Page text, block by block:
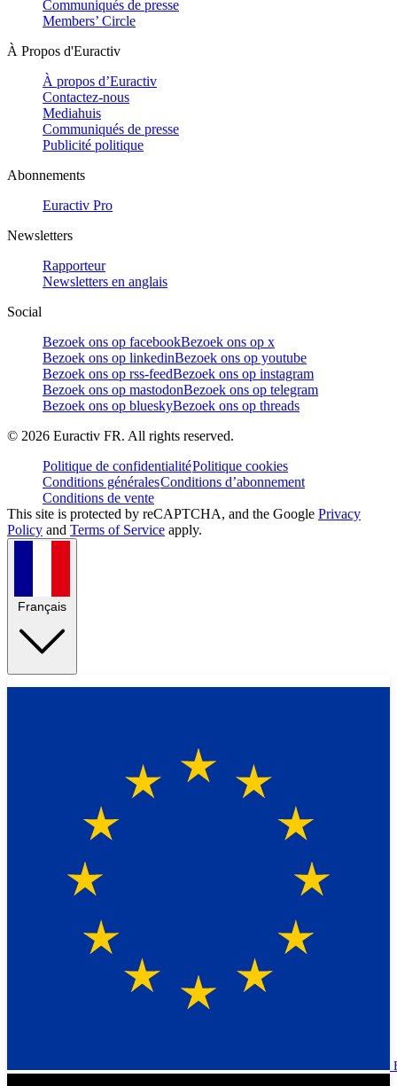
Communiqués de presse
Members’ Circle
À Propos d'Euractiv
À propos d’Euractiv
Contactez-nous
Mediahuis
Communiqués de presse
Publicité politique
Abonnements
Euractiv Pro
Newsletters
Rapporteur
Newsletters en anglais
Social
Bezoek ons op facebookBezoek ons op x
Bezoek ons op linkedinBezoek ons op youtube
Bezoek ons op rss-feedBezoek ons op instagram
Bezoek ons op mastodonBezoek ons op telegram
Bezoek ons op blueskyBezoek ons op threads
© 2026 Euractiv FR. All rights reserved.
Politique de confidentialitéPolitique cookies
Conditions généralesConditions d’abonnement
Conditions de vente
This site is protected by reCAPTCHA, and the Google Privacy
Policy and Terms of Service apply.
Français